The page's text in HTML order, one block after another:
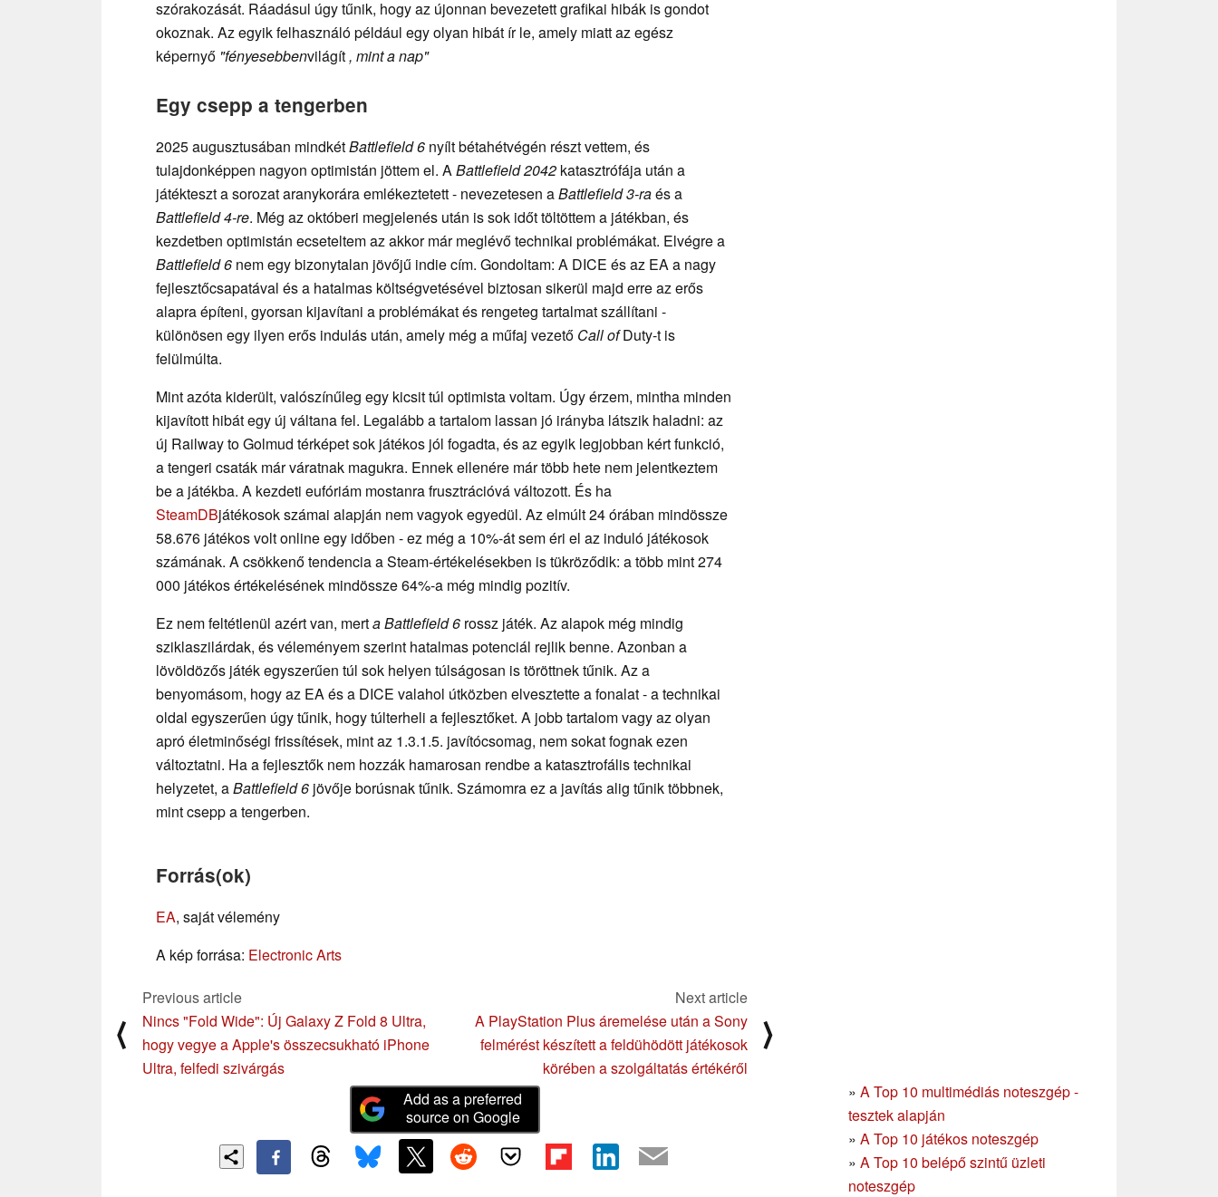
szórakozását. Ráadásul úgy tűnik, hogy az újonnan bevezetett grafikai hibák is gondot
okoznak. Az egyik felhasználó például egy olyan hibát ír le, amely miatt az egész
képernyő "fényesebbenvilágít, mint a nap"
Egy csepp a tengerben
2025 augusztusában mindkétBattlefield 6 nyílt bétahétvégén részt vettem, és
tulajdonképpen nagyon optimistán jöttem el. ABattlefield 2042 katasztrófája után a
játékteszt a sorozat aranykorára emlékeztetett - nevezetesen aBattlefield 3-raés a
Battlefield 4-re. Még az októberi megjelenés után is sok időt töltöttem a játékban, és
kezdetben optimistán ecseteltem az akkor már meglévő technikai problémákat. Elvégre a
Battlefield 6 nem egy bizonytalan jövőjű indie cím. Gondoltam: A DICE és az EA a nagy
fejlesztőcsapatával és a hatalmas költségvetésével biztosan sikerül majd erre az erős
alapra építeni, gyorsan kijavítani a problémákat és rengeteg tartalmat szállítani -
különösen egy ilyen erős indulás után, amely még a műfaj vezető Call ofDuty-t is
felülmúlta.
Mint azóta kiderült, valószínűleg egy kicsit túl optimista voltam. Úgy érzem, mintha minden
kijavított hibát egy új váltana fel. Legalább a tartalom lassan jó irányba látszik haladni: az
új Railway to Golmud térképet sok játékos jól fogadta, és az egyik legjobban kért funkció,
a tengeri csaták már váratnak magukra. Ennek ellenére már több hete nem jelentkeztem
be a játékba. A kezdeti eufóriám mostanra frusztrációvá változott. És ha
SteamDBjátékosok számai alapján nem vagyok egyedül. Az elmúlt 24 órában mindössze
58.676 játékos volt online egy időben - ez még a 10%-át sem éri el az induló játékosok
számának. A csökkenő tendencia a Steam-értékelésekben is tükröződik: a több mint 274
000 játékos értékelésének mindössze 64%-a még mindig pozitív.
Ez nem feltétlenül azért van, merta Battlefield 6 rossz játék. Az alapok még mindig
sziklaszilárdak, és véleményem szerint hatalmas potenciál rejlik benne. Azonban a
lövöldözős játék egyszerűen túl sok helyen túlságosan is töröttnek tűnik. Az a
benyomásom, hogy az EA és a DICE valahol útközben elvesztette a fonalat - a technikai
oldal egyszerűen úgy tűnik, hogy túlterheli a fejlesztőket. A jobb tartalom vagy az olyan
apró életminőségi frissítések, mint az 1.3.1.5. javítócsomag, nem sokat fognak ezen
változtatni. Ha a fejlesztők nem hozzák hamarosan rendbe a katasztrofális technikai
helyzetet, aBattlefield 6 jövője borúsnak tűnik. Számomra ez a javítás alig tűnik többnek,
mint csepp a tengerben.
Forrás(ok)
EA, saját vélemény
A kép forrása: Electronic Arts
⟨
Previous article
Nincs "Fold Wide": Új Galaxy Z Fold 8 Ultra,
hogy vegye a Apple's összecsukható iPhone
Ultra, felfedi szivárgás
Next article
A PlayStation Plus áremelése után a Sony
felmérést készített a feldühödött játékosok
körében a szolgáltatás értékéről
⟩
» A Top 10 multimédiás noteszgép -
tesztek alapján
» A Top 10 játékos noteszgép
» A Top 10 belépő szintű üzleti
noteszgép
Add as a preferred
source on Google